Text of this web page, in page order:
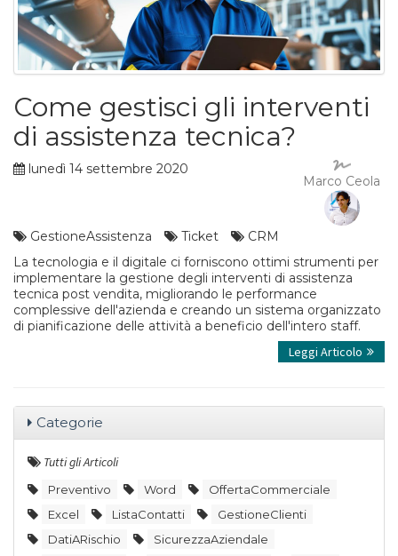
Come gestisci gli interventi
di assistenza tecnica?
lunedì 14 settembre 2020
Marco Ceola
GestioneAssistenza Ticket
CRM
La tecnologia e il digitale ci forniscono ottimi strumenti per
implementare la gestione degli interventi di assistenza
tecnica post vendita, migliorando le performance
complessive dell'azienda e creando un sistema organizzato
di pianificazione delle attività a beneficio dell'intero staff.
Leggi Articolo
Categorie
Tutti gli Articoli
Preventivo Word
OffertaCommerciale
Excel
ListaContatti
GestioneClienti
DatiARischio
SicurezzaAziendale